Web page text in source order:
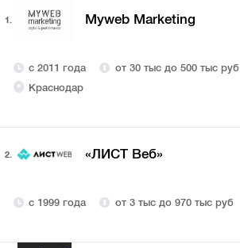
1. Myweb Marketing
с 2011 года
от 30 тыс до 500 тыс руб
Краснодар
2. «ЛИСТ Веб»
с 1999 года от 3 тыс до 970 тыс руб